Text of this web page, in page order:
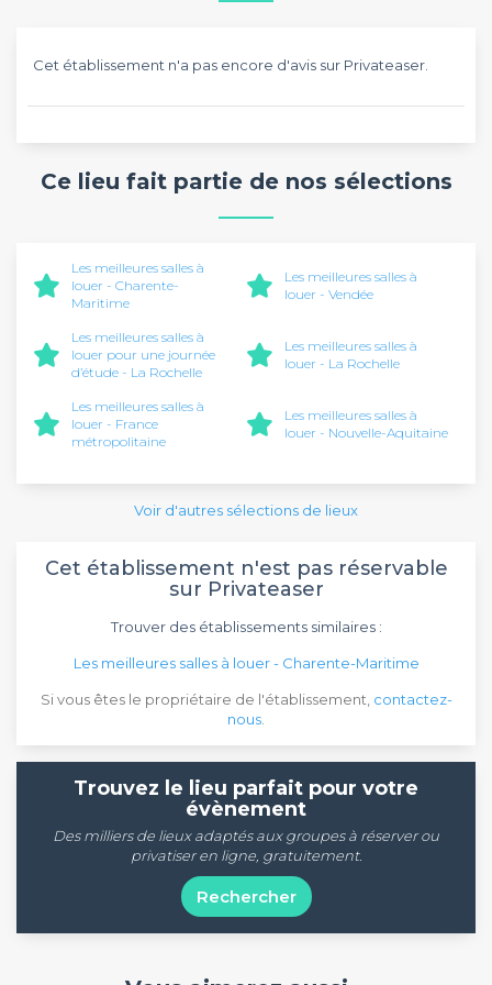
Cet établissement n'a pas encore d'avis sur Privateaser.
Ce lieu fait partie de nos sélections
Les meilleures salles à
louer - Charente-
Maritime
Les meilleures salles à
louer - Vendée
Les meilleures salles à
louer pour une journée
d’étude - La Rochelle
Les meilleures salles à
louer - La Rochelle
Les meilleures salles à
louer - France
métropolitaine
Les meilleures salles à
louer - Nouvelle-Aquitaine
Voir d'autres sélections de lieux
Cet établissement n'est pas réservable
sur Privateaser
Trouver des établissements similaires :
Les meilleures salles à louer - Charente-Maritime
Si vous êtes le propriétaire de l'établissement, contactez-
nous
Trouvez le lieu parfait pour votre
évènement
Des milliers de lieux adaptés aux groupes à réserver ou
privatiser en ligne, gratuitement.
Rechercher